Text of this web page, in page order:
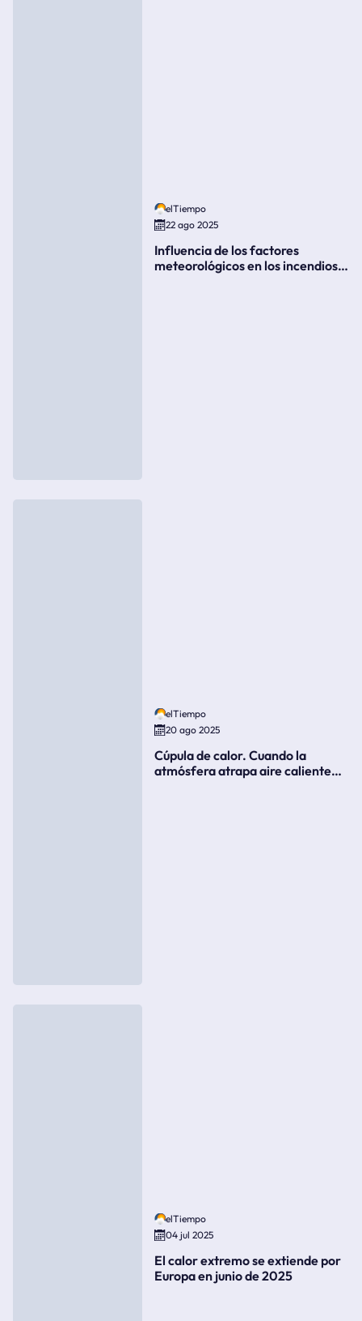
elTiempo
22 ago 2025
Influencia de los factores
meteorológicos en los incendios
elTiempo
20 ago 2025
Cúpula de calor. Cuando la
atmósfera atrapa aire caliente
elTiempo
04 jul 2025
El calor extremo se extiende por
Europa en junio de 2025